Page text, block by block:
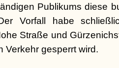
Publikums diese
Vorfall habe
Straße und
Verkehr gesperrt wird.